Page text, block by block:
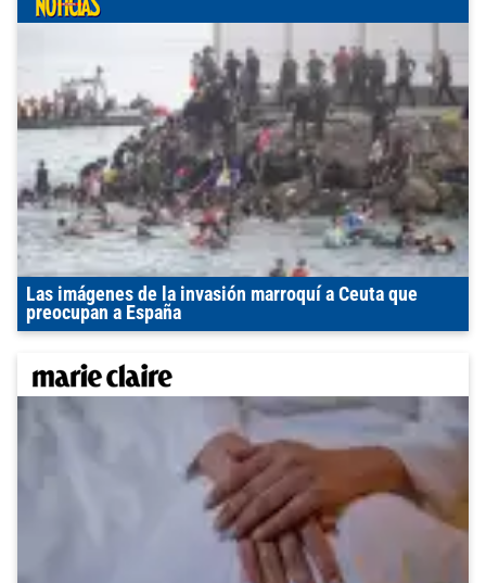
Las imágenes de la invasión marroquí a Ceuta que
preocupan a España